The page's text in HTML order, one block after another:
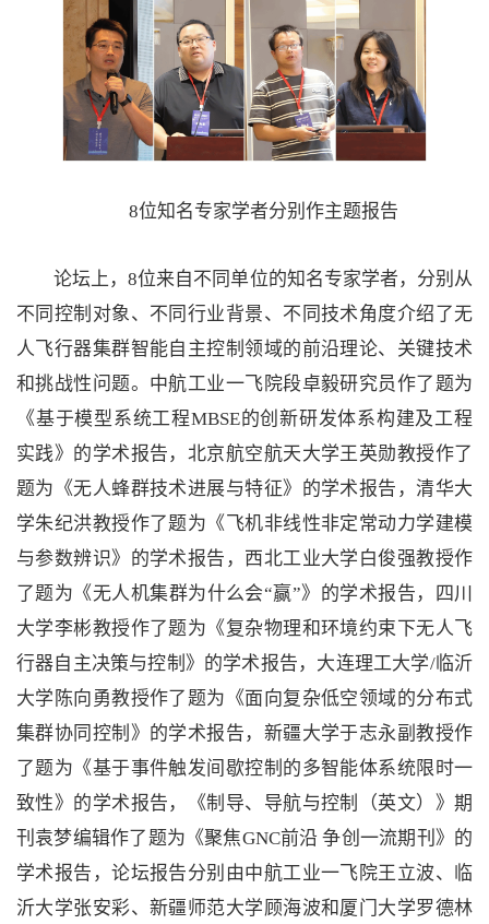
8位知名专家学者分别作主题报告
论坛上，8位来自不同单位的知名专家学者，分别从
不同控制对象、不同行业背景、不同技术角度介绍了无
人飞行器集群智能自主控制领域的前沿理论、关键技术
和挑战性问题。中航工业一飞院段卓毅研究员作了题为
《基于模型系统工程MBSE的创新研发体系构建及工程
实践》的学术报告，北京航空航天大学王英勋教授作了
题为《无人蜂群技术进展与特征》的学术报告，清华大
学朱纪洪教授作了题为《飞机非线性非定常动力学建模
与参数辨识》的学术报告，西北工业大学白俊强教授作
了题为《无人机集群为什么会“赢”》的学术报告，四川
大学李彬教授作了题为《复杂物理和环境约束下无人飞
行器自主决策与控制》的学术报告，大连理工大学/临沂
大学陈向勇教授作了题为《面向复杂低空领域的分布式
集群协同控制》的学术报告，新疆大学于志永副教授作
了题为《基于事件触发间歇控制的多智能体系统限时一
致性》的学术报告，《制导、导航与控制（英文）》期
刊袁梦编辑作了题为《聚焦GNC前沿 争创一流期刊》的
学术报告，论坛报告分别由中航工业一飞院王立波、临
沂大学张安彩、新疆师范大学顾海波和厦门大学罗德林